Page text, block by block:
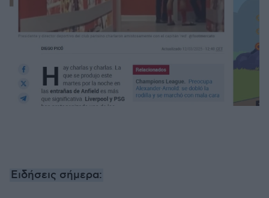
Ειδήσεις σήμερα: